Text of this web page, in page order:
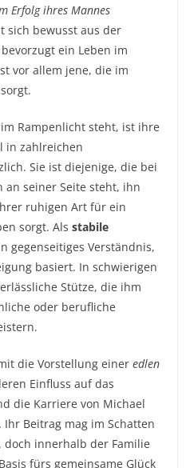
Erfolg ihres Mannes
sich bewusst aus der
ein Leben im
vor allem jene, die im
Rampenlicht steht, ist ihre
in zahlreichen
Sie ist diejenige, die bei
an seiner Seite steht, ihn
ruhigen Art für ein
sorgt. Als stabile
gegenseitiges Verständnis,
basiert. In schwierigen
Stütze, die ihm
oder berufliche
die Vorstellung einer edlen
Einfluss auf das
die Karriere von Michael
Beitrag mag im Schatten
innerhalb der Familie
fürs gemeinsame Glück